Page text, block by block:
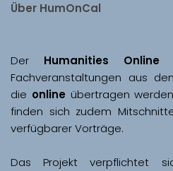
Über HumOnCal
Der Humanities Online
Fachveranstaltungen aus
die online übertragen
finden sich zudem
Das Projekt verpflichtet